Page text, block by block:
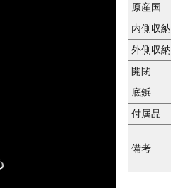
原産国
内側収納
外側収納
開閉
底鋲
付属品
備考